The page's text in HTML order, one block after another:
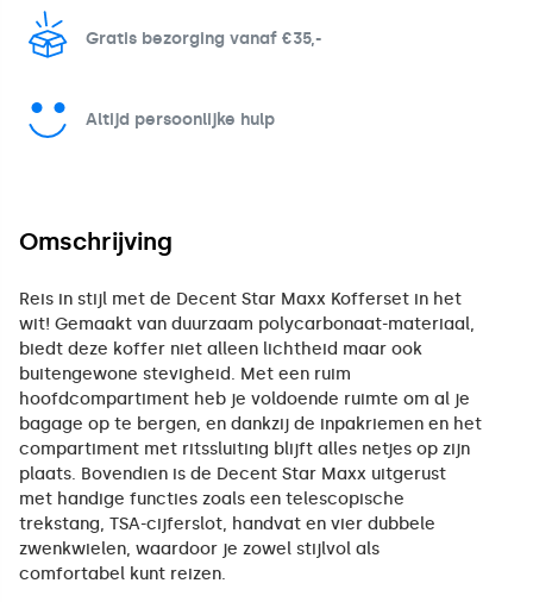
Gratis bezorging vanaf €35,-
Altijd persoonlijke hulp
Omschrijving
Reis in stijl met de Decent Star Maxx Kofferset in het
wit! Gemaakt van duurzaam polycarbonaat-materiaal,
biedt deze koffer niet alleen lichtheid maar ook
buitengewone stevigheid. Met een ruim
hoofdcompartiment heb je voldoende ruimte om al je
bagage op te bergen, en dankzij de inpakriemen en het
compartiment met ritssluiting blijft alles netjes op zijn
plaats. Bovendien is de Decent Star Maxx uitgerust
met handige functies zoals een telescopische
trekstang, TSA-cijferslot, handvat en vier dubbele
zwenkwielen, waardoor je zowel stijlvol als
comfortabel kunt reizen.